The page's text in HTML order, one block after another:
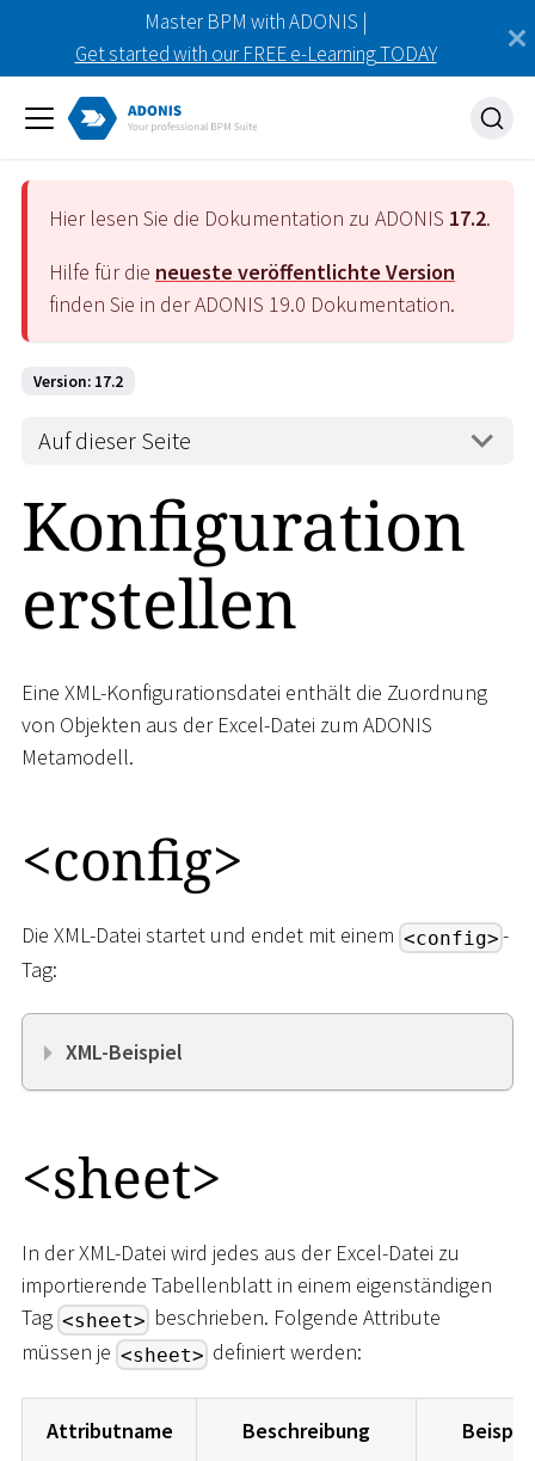
Master BPM with ADONIS |
Get started with our FREE e-Learning TODAY
Hier lesen Sie die Dokumentation zu ADONIS 17.2.
Hilfe für die neueste veröffentlichte Version
finden Sie in der ADONIS 19.0 Dokumentation.
Version: 17.2
Auf dieser Seite
Konfiguration
erstellen
Eine XML-Konfigurationsdatei enthält die Zuordnung
von Objekten aus der Excel-Datei zum ADONIS
Metamodell.
<config>
Die XML-Datei startet und endet mit einem <config> -
Tag:
XML-Beispiel
<sheet>
In der XML-Datei wird jedes aus der Excel-Datei zu
importierende Tabellenblatt in einem eigenständigen
Tag <sheet> beschrieben. Folgende Attribute
müssen je <sheet> definiert werden:
Attributname Beschreibung